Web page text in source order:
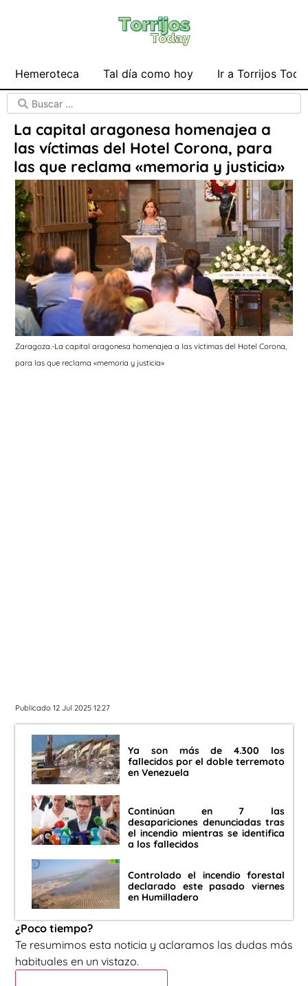
Hemeroteca Tal día como hoy Ir a Torrijos
La capital aragonesa homenajea a
las víctimas del Hotel Corona, para
las que reclama «memoria y justicia»
Zaragoza.-La capital aragonesa homenajea a las víctimas del Hotel Corona,
para las que reclama «memoria y justicia»
Publicado 12 Jul 2025 12:27
Ya son más de 4.300 los
fallecidos por el doble terremoto
en Venezuela
Continúan en 7 las
desapariciones denunciadas tras
el incendio mientras se identifica
a los fallecidos
Controlado el incendio forestal
declarado este pasado viernes
en Humilladero
¿Poco tiempo?
Te resumimos esta noticia y aclaramos las dudas más
habituales en un vistazo.